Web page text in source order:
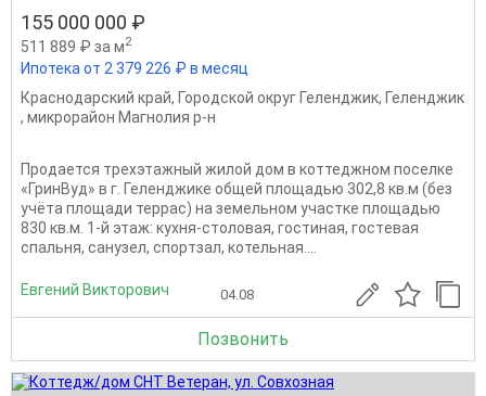
155 000 000 ₽
511 889 ₽ за м2
Ипотека от 2 379 226 ₽ в месяц
Краснодарский край, Городской округ Геленджик, Геленджик
, микрорайон Магнолия р-н
Продается трехэтажный жилой дом в коттеджном поселке
«ГринВуд» в г. Геленджике общей площадью 302,8 кв.м (без
учёта площади террас) на земельном участке площадью
830 кв.м. 1-й этаж: куxня-стoлoвая, гocтиная, гocтeвaя
спальня, сaнузeл, спopтзaл, котельная....
Евгений Викторович 04.08
Позвонить